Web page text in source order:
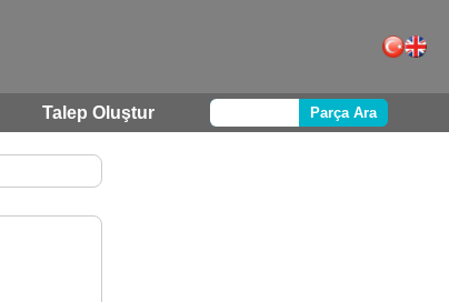
Talep Oluştur